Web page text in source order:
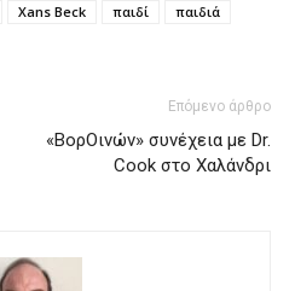
Xans Beck παιδί
παιδιά
Επόμενο άρθρο
«ΒορΟινών» συνέχεια με Dr.
Cook στο Χαλάνδρι